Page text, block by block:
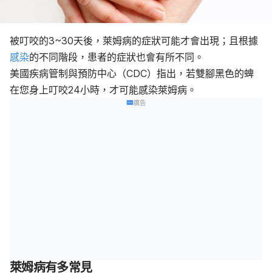
被叮咬的3~30天後，萊姆病的症狀可能才會出現；且根據
感染的不同階段，患者的症狀也會有所不同。
美國疾病管制與預防中心（CDC）指出，若雙腳黑色的蜱
在您身上叮咬24小時，才可能感染萊姆病。
廣告
萊姆病有多常見